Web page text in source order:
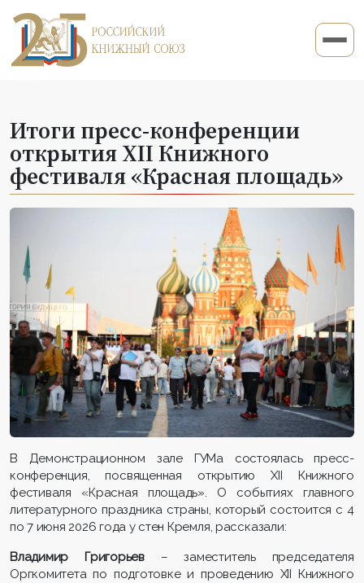
Итоги пресс-конференции
открытия ХII Книжного
фестиваля «Красная площадь»
В Демонстрационном зале ГУМа состоялась пресс-
конференция, посвященная открытию ХII Книжного
фестиваля «Красная площадь». О событиях главного
литературного праздника страны, который состоится с 4
по 7 июня 2026 года у стен Кремля, рассказали:
Владимир Григорьев– заместитель председателя
Оргкомитета по подготовке и проведению XII Книжного